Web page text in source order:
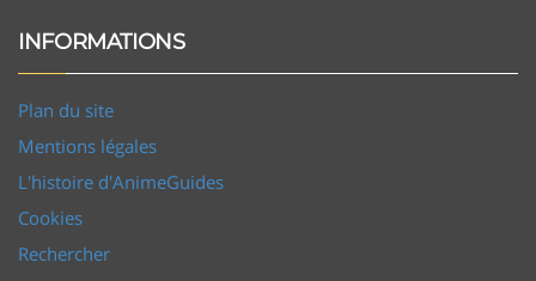
INFORMATIONS
Plan du site
Mentions légales
L'histoire d'AnimeGuides
Cookies
Rechercher